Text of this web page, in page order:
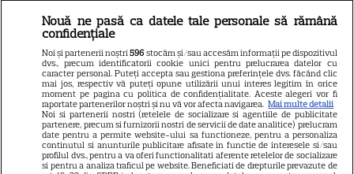
5
coreean de pe Netflix: Regele
blestemat, fantomele și
exorcistul care sfidează
moartea
Nouă ne pasă ca datele tale personale să rămână
confidențiale
Noi și partenerii noștri596 stocăm și/sau accesăm informații pe dispozitivul
dvs., precum identificatorii cookie unici pentru prelucrarea datelor cu
caracter personal. Puteți accepta sau gestiona preferințele dvs. făcând clic
mai jos, respectiv vă puteți opune utilizării unui interes legitim în orice
moment pe pagina cu politica de confidențialitate. Aceste alegeri vor fi
raportate partenerilor noștri și nu vă vor afecta navigarea. Mai multe detalii
Noi si partenerii nostri (retelele de socializare si agentiile de publicitate
partenere, precum si furnizorii nostri de servicii de date analitice) prelucram
date pentru a permite website-ului sa functioneze, pentru a personaliza
continutul si anunturile publicitare afisate in functie de interesele si/sau
profilul dvs., pentru a va oferi functionalitati aferente retelelor de socializare
si pentru a analiza traficul pe website. Beneficiati de drepturile prevazute de